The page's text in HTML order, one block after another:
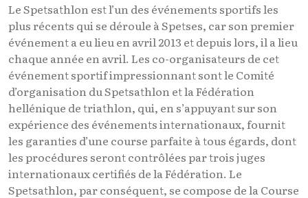
Le Spetsathlon est l’un des événements sportifs les
plus récents qui se déroule à Spetses, car son premier
événement a eu lieu en avril 2013 et depuis lors, il a lieu
chaque année en avril. Les co-organisateurs de cet
événement sportif impressionnant sont le Comité
d’organisation du Spetsathlon et la Fédération
hellénique de triathlon, qui, en s’appuyant sur son
expérience des événements internationaux, fournit
les garanties d’une course parfaite à tous égards, dont
les procédures seront contrôlées par trois juges
internationaux certifiés de la Fédération. Le
Spetsathlon, par conséquent, se compose de la Course